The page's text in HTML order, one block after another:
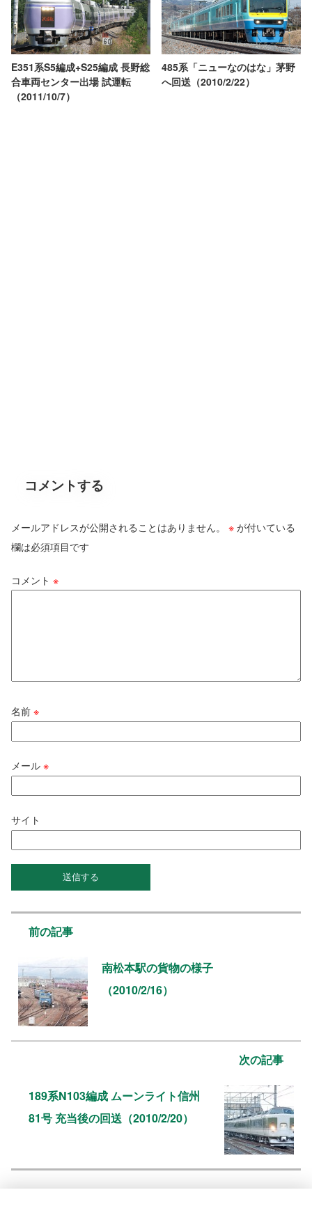
E351系S5編成+S25編成 長野総
合車両センター出場 試運転
（2011/10/7）
485系「ニューなのはな」茅野
へ回送（2010/2/22）
コメントする
メールアドレスが公開されることはありません。 ※が付いている
欄は必須項目です
コメント ※
名前※
メール※
サイト
前の記事
南松本駅の貨物の様子
（2010/2/16）
次の記事
189系N103編成 ムーンライト信州
81号 充当後の回送（2010/2/20）